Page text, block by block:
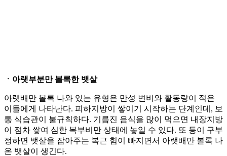
ㆍ아랫부분만 볼록한 뱃살
아랫배만 볼록 나와 있는 유형은 만성 변비와 활동량이 적은
이들에게 나타난다. 피하지방이 쌓이기 시작하는 단계인데, 보
통 식습관이 불규칙하다. 기름진 음식을 많이 먹으면 내장지방
이 점차 쌓여 심한 복부비만 상태에 놓일 수 있다. 또 등이 구부
정하면 뱃살을 잡아주는 복근 힘이 빠지면서 아랫배만 볼록 나
온 뱃살이 생긴다.